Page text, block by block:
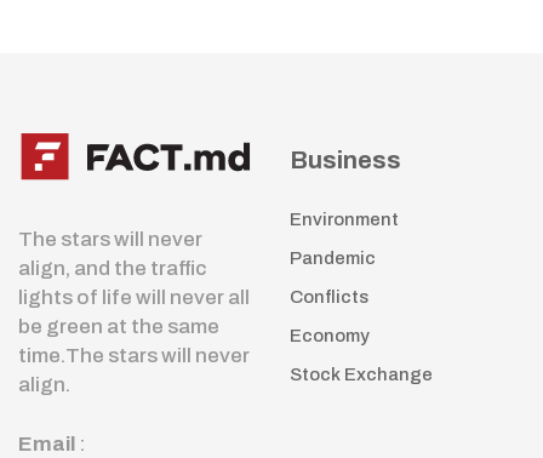
The stars will never
align, and the traffic
lights of life will never all
be green at the same
time.The stars will never
align.
Email :
Business
Environment
Pandemic
Conflicts
Economy
Stock Exchange